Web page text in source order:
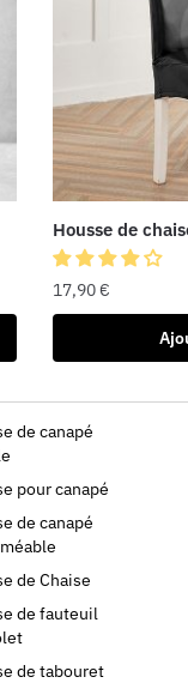
Housse de
17,90€
de canapé
pour canapé
de canapé
de Chaise
de fauteuil
de tabouret